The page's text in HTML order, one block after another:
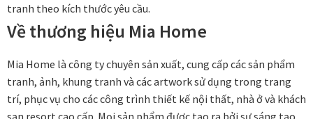
In ảnh theo yêu cầu
In tranh dán tường theo yêu cầu
tranh theo kích thước yêu cầu.
Về thương hiệu Mia Home
Mia Home là công ty chuyên sản xuất, cung cấp các sản phẩm
tranh, ảnh, khung tranh và các artwork sử dụng trong trang
trí, phục vụ cho các công trình thiết kế nội thất, nhà ở và khách
sạn resort cao cấp. Mọi sản phẩm được tạo ra bởi sự sáng tạo